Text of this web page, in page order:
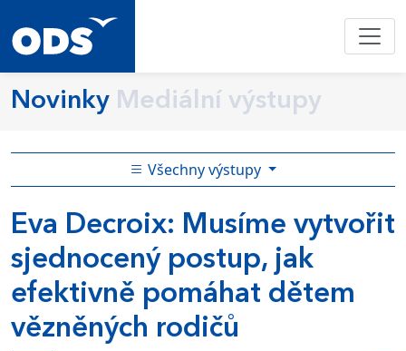
Novinky Mediální výstupy
Všechny výstupy
Eva Decroix: Musíme vytvořit
sjednocený postup, jak
efektivně pomáhat dětem
vězněných rodičů